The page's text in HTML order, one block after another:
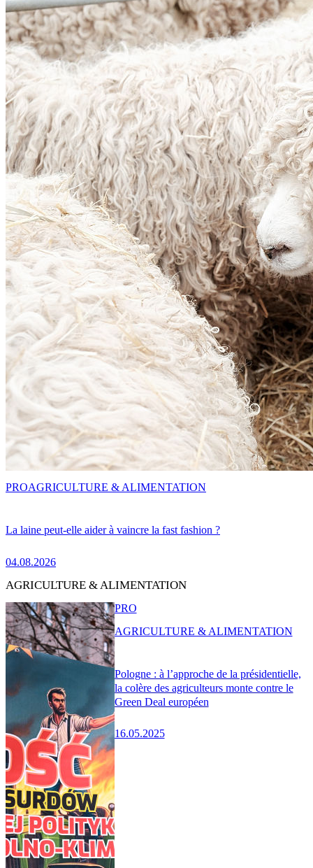
La laine peut-elle aider à vaincre la fast fashion ?
04.08.2026
PROAGRICULTURE & ALIMENTATION
AGRICULTURE & ALIMENTATION
Pologne : à l’approche de la présidentielle,
la colère des agriculteurs monte contre le
Green Deal européen
16.05.2025
PRO
AGRICULTURE & ALIMENTATION